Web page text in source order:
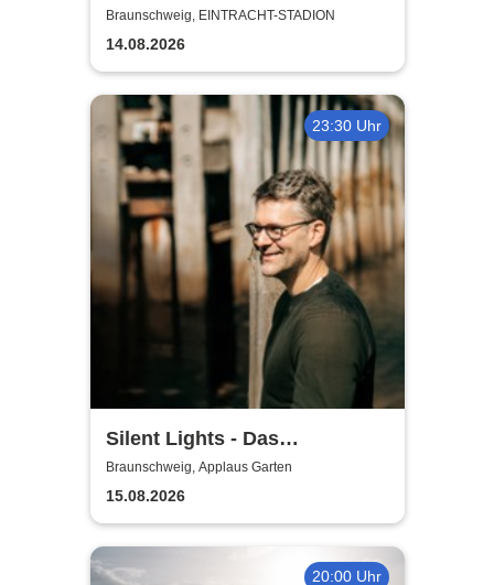
Saison 2026/27
Braunschweig, EINTRACHT-STADION
14.08.2026
23:30 Uhr
Silent Lights - Das
Mitternachtskonzert
Braunschweig, Applaus Garten
15.08.2026
20:00 Uhr